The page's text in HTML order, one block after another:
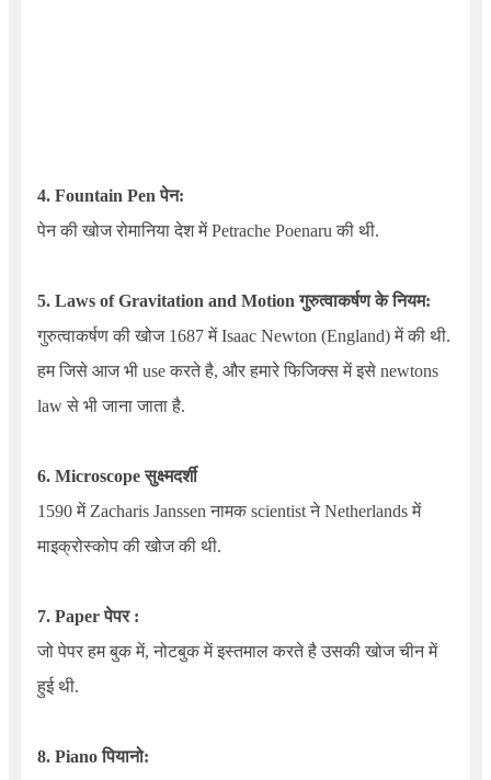
4. Fountain Pen पेन:
पेन की खोज रोमानिया देश मेंPetrache Poenaruकी थी.
5. Laws of Gravitation and Motion गुरुत्वाकर्षण के नियम:
गुरुत्वाकर्षण की खोज 1687 मेंIsaac Newton (England)में की थी.
हम जिसे आज भी use करते है, और हमारे फिजिक्स में इसे newtons
law से भी जाना जाता है.
6. Microscopeसुक्ष्मदर्शी
1590 में Zacharis Janssen नामक scientistनेNetherlandsमें
माइक्रोस्कोप की खोज की थी.
7. Paper पेपर :
जो पेपर हम बुक में, नोटबुक में इस्तमाल करते है उसकी खोज चीन में
हुई थी.
8. Pianoपियानो: